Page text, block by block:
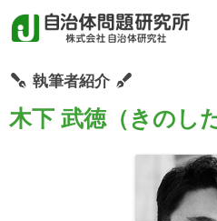
執筆者紹介
木下 武徳（きのし